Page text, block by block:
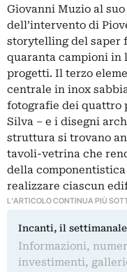
Giovanni Muzio al
dell’intervento di
storytelling del saper
quaranta campioni in
progetti. Il terzo
centrale in inox
fotografie dei quattro
Silva – e i disegni
struttura si trovano
tavoli-vetrina che
della
realizzare ciascun
L'ARTICOLO CONTINUA PIÙ
Incanti, il
Informazioni,
investimenti,